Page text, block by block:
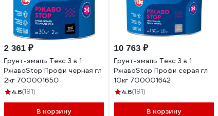
2 361 ₽
Грунт-эмаль Текс 3 в 1
РжавоStop Профи черная гл
2кг 700001650
4.6(191)
В корзину
10 763 ₽
Грунт-эмаль Текс 3 в 1
РжавоStop Профи серая гл
10кг 700001642
4.6(191)
В корзину